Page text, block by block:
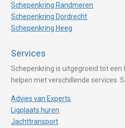
Schepenkring Randmeren
Schepenkring Dordrecht
Schepenkring Heeg
Services
Schepenkring is uitgegroeid tot een
helpen met verschillende services.
Advies van Experts
Ligplaats huren
Jachttransport